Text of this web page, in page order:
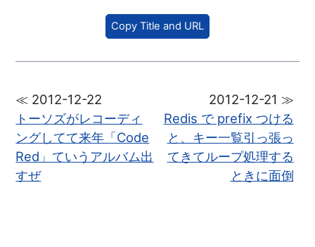
Copy Title and URL
≪ 2012-12-22
トーソズがレコーディ
ングしてて来年「Code
Red」ていうアルバム出
すぜ
2012-12-21 ≫
Redis で prefix つける
と、キー一覧引っ張っ
てきてループ処理する
ときに面倒